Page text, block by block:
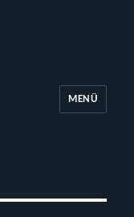
MENÜ